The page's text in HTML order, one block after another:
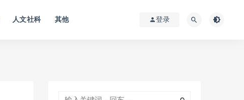
人文社科 其他 登录